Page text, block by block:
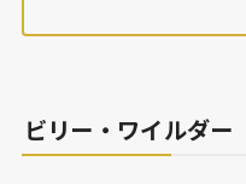
ビリー・ワイルダー